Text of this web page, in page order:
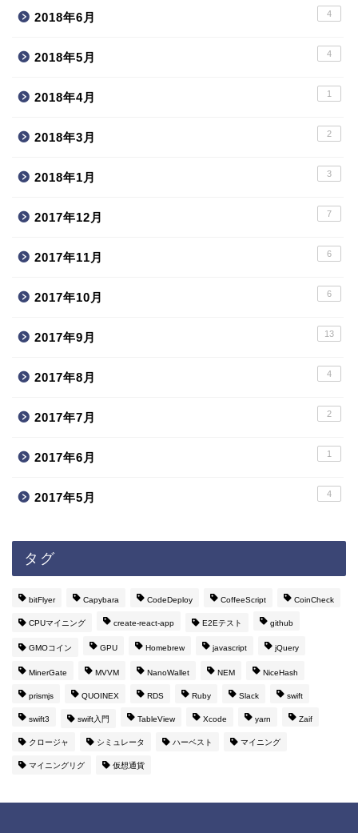
2018年6月 4
2018年5月 4
2018年4月 1
2018年3月 2
2018年1月 3
2017年12月 7
2017年11月 6
2017年10月 6
2017年9月 13
2017年8月 4
2017年7月 2
2017年6月 1
2017年5月 4
タグ
bitFlyer Capybara CodeDeploy CoffeeScript CoinCheck
CPUマイニング create-react-app E2Eテスト github
GMOコイン GPU Homebrew javascript jQuery
MinerGate MVVM NanoWallet NEM NiceHash
prismjs QUOINEX RDS Ruby Slack swift
swift3 swift入門 TableView Xcode yarn Zaif
クロージャ シミュレータ ハーベスト マイニング
マイニングリグ 仮想通貨